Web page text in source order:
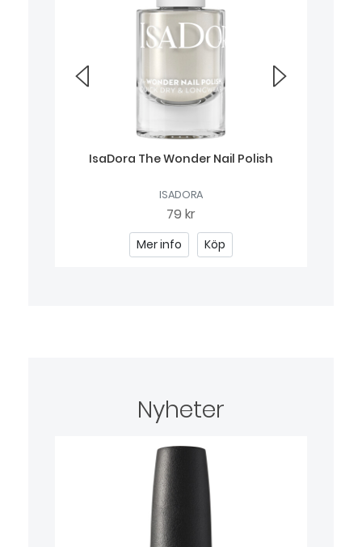
IsaDora The Wonder Nail Polish
ISADORA
79 kr
Mer info Köp
Nyheter